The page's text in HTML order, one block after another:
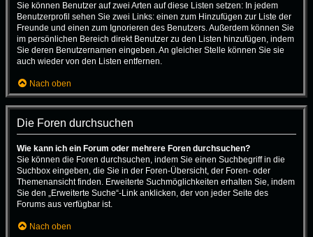
Sie können Benutzer auf zwei Arten auf diese Listen setzen: In jedem
Benutzerprofil sehen Sie zwei Links: einen zum Hinzufügen zur Liste der
Freunde und einen zum Ignorieren des Benutzers. Außerdem können Sie
im persönlichen Bereich direkt Benutzer zu den Listen hinzufügen, indem
Sie deren Benutzernamen eingeben. An gleicher Stelle können Sie sie
auch wieder von den Listen entfernen.
Nach oben
Die Foren durchsuchen
Wie kann ich ein Forum oder mehrere Foren durchsuchen?
Sie können die Foren durchsuchen, indem Sie einen Suchbegriff in die
Suchbox eingeben, die Sie in der Foren-Übersicht, der Foren- oder
Themenansicht finden. Erweiterte Suchmöglichkeiten erhalten Sie, indem
Sie den „Erweiterte Suche“-Link anklicken, der von jeder Seite des
Forums aus verfügbar ist.
Nach oben